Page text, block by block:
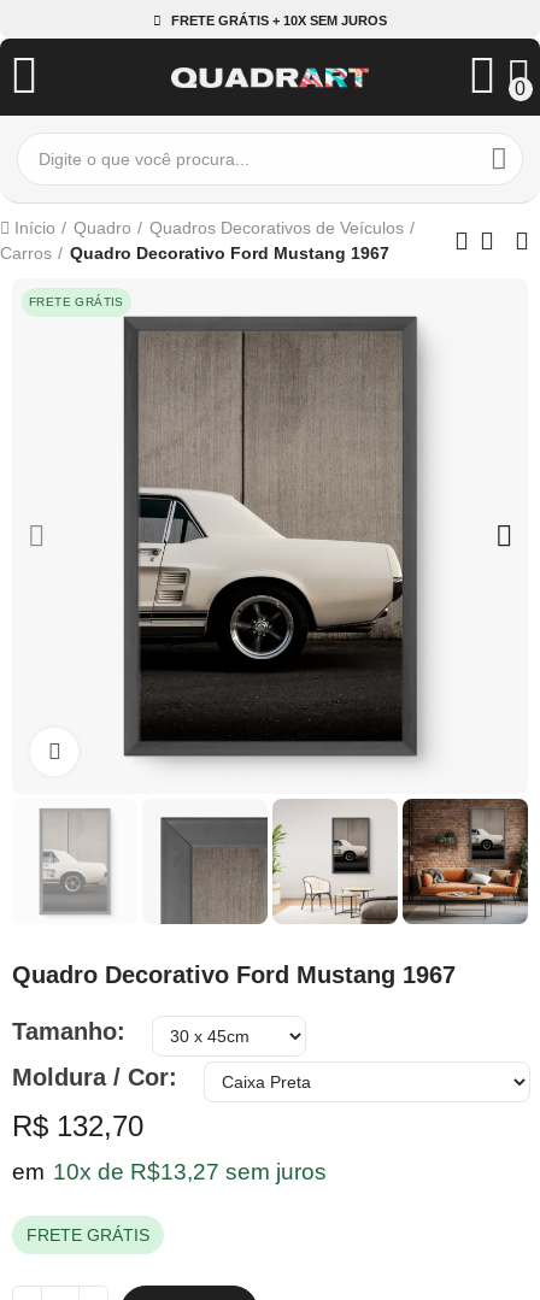
FRETE GRÁTIS + 10X SEM JUROS
0
Início Quadro
Quadros Decorativos de Veículos
Carros
Quadro Decorativo Ford Mustang 1967
FRETE GRÁTIS
Clique para ampliar
Quadro Decorativo Ford Mustang 1967
Tamanho
Moldura / Cor
R$ 132,70
em 10x de R$13,27 sem juros
FRETE GRÁTIS